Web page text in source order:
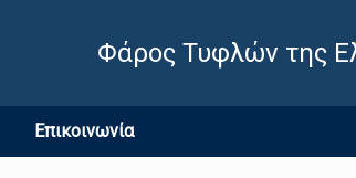
Φάρος Τυφλών της
Επικοινωνία